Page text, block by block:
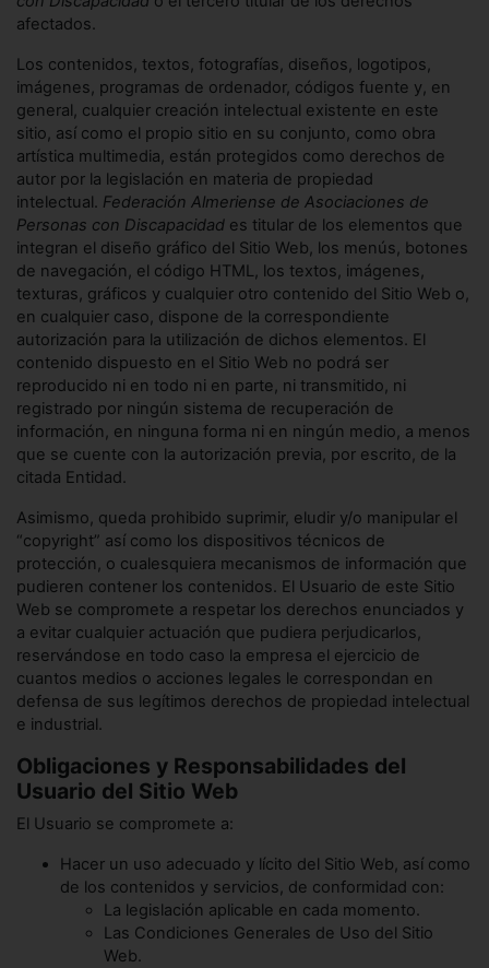
afectados.
Los contenidos, textos, fotografías, diseños, logotipos,
imágenes, programas de ordenador, códigos fuente y, en
general, cualquier creación intelectual existente en este
sitio, así como el propio sitio en su conjunto, como obra
artística multimedia, están protegidos como derechos de
autor por la legislación en materia de propiedad
intelectual. Federación Almeriense de Asociaciones de
Personas con Discapacidad es titular de los elementos que
integran el diseño gráfico del Sitio Web, los menús, botones
de navegación, el código HTML, los textos, imágenes,
texturas, gráficos y cualquier otro contenido del Sitio Web o,
en cualquier caso, dispone de la correspondiente
autorización para la utilización de dichos elementos. El
contenido dispuesto en el Sitio Web no podrá ser
reproducido ni en todo ni en parte, ni transmitido, ni
registrado por ningún sistema de recuperación de
información, en ninguna forma ni en ningún medio, a menos
que se cuente con la autorización previa, por escrito, de la
citada Entidad.
Asimismo, queda prohibido suprimir, eludir y/o manipular el
“copyright” así como los dispositivos técnicos de
protección, o cualesquiera mecanismos de información que
pudieren contener los contenidos. El Usuario de este Sitio
Web se compromete a respetar los derechos enunciados y
a evitar cualquier actuación que pudiera perjudicarlos,
reservándose en todo caso la empresa el ejercicio de
cuantos medios o acciones legales le correspondan en
defensa de sus legítimos derechos de propiedad intelectual
e industrial.
Obligaciones y Responsabilidades del
Usuario del Sitio Web
El Usuario se compromete a:
Hacer un uso adecuado y lícito del Sitio Web, así como
de los contenidos y servicios, de conformidad con:
La legislación aplicable en cada momento.
Las Condiciones Generales de Uso del Sitio
Web.